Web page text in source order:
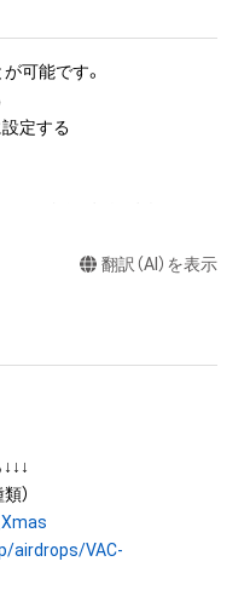
可能です。
定する
権、意匠権その他の知的財
またはその管理委託を受
に関する創作物にかかる
ん。
作隣接権の権利者またはそ
の同意なしに、上記の「本
囲を超えた行為、知的財産
公開、配布、逆コンパイ
ますが、これに限定されま
翻訳（AI）を表示
）
airdrops/VAC-